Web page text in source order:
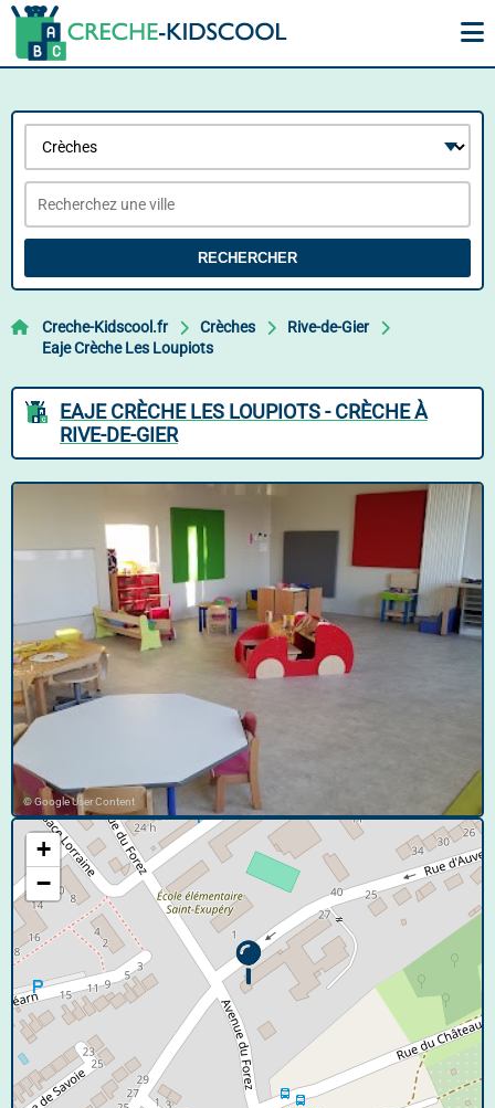
RECHERCHER
Creche-Kidscool.fr Crèches
Rive-de-Gier
Eaje Crèche Les Loupiots
EAJE CRÈCHE LES LOUPIOTS - CRÈCHE À
RIVE-DE-GIER
© Google User Content
+
−